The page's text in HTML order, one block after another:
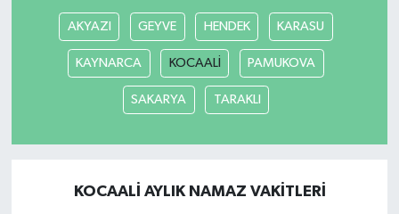
AKYAZI GEYVE HENDEK KARASU
KAYNARCA KOCAALİ PAMUKOVA
SAKARYA TARAKLI
KOCAALİ AYLIK NAMAZ VAKITLERI